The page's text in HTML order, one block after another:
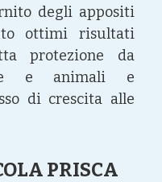
degli appositi
ottimi risultati
protezione da
e animali e
di crescita alle
PRISCA